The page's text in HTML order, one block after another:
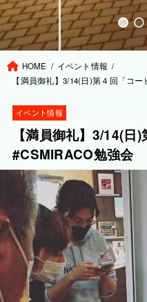
HOME
イベント情報
【満員御礼】3/14(日)第４回「コ
イベント情報
【満員御礼】3/14(日
#CSMIRACO勉強会